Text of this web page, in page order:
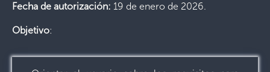
Fecha de autorización: 19 de enero de 2026.
Objetivo: